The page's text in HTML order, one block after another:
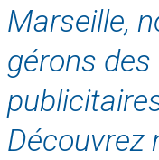
Marseille,
gérons
Découvrez